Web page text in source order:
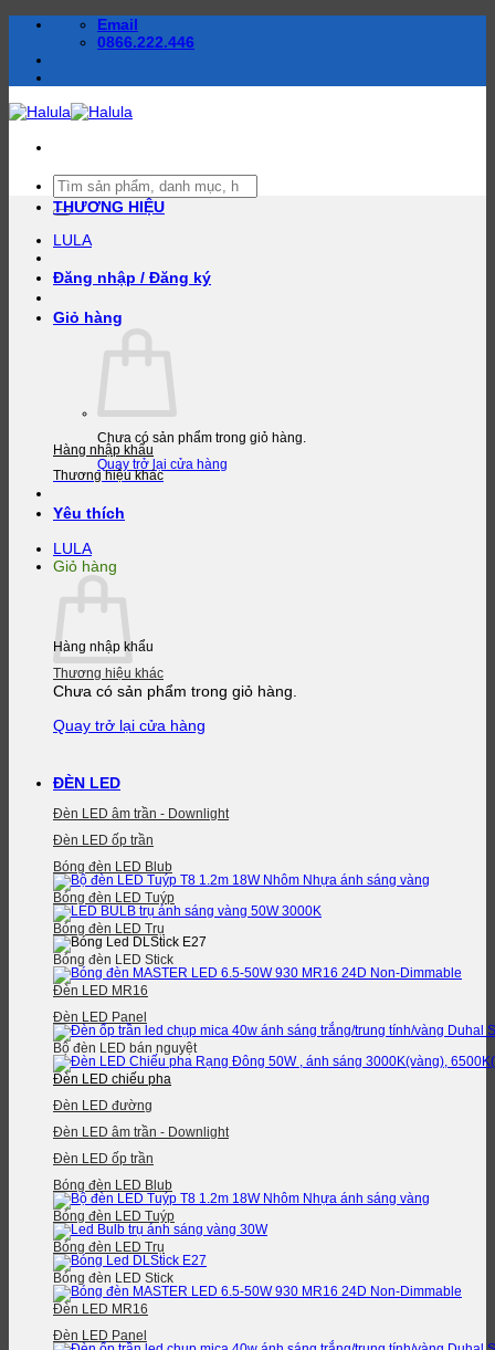
dung
Email
0866.222.446
Tìm
kiếm:
LULA
Đăng nhập / Đăng ký
Giỏ hàng
Chưa có sản phẩm trong giỏ hàng.
Quay trở lại cửa hàng
Yêu thích
LULA
Giỏ hàng
Chưa có sản phẩm trong giỏ hàng.
Quay trở lại cửa hàng
THƯƠNG HIỆU
Hàng nhập khẩu
Thương hiệu khác
Hàng nhập khẩu
Thương hiệu khác
ĐÈN LED
Đèn LED âm trần - Downlight
Đèn LED ốp trần
Bóng đèn LED Blub
Bóng đèn LED Tuýp
Bóng đèn LED Trụ
Bóng đèn LED Stick
Đèn LED MR16
Đèn LED Panel
Bộ đèn LED bán nguyệt
Đèn LED chiếu pha
Đèn LED đường
Đèn LED âm trần - Downlight
Đèn LED ốp trần
Bóng đèn LED Blub
Bóng đèn LED Tuýp
Bóng đèn LED Trụ
Bóng đèn LED Stick
Đèn LED MR16
Đèn LED Panel